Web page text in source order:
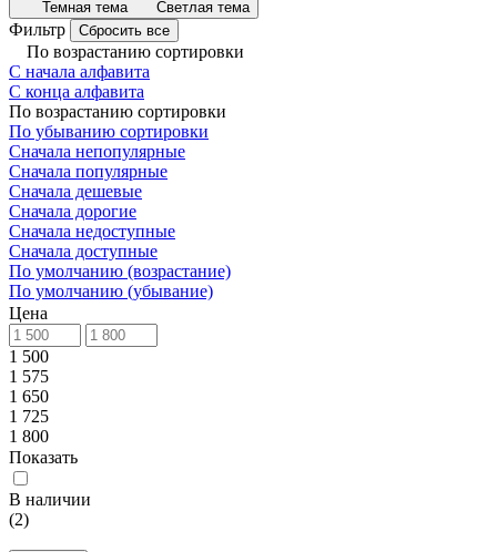
Темная тема Светлая тема
Фильтр Сбросить все
По возрастанию сортировки
С начала алфавита
С конца алфавита
По возрастанию сортировки
По убыванию сортировки
Сначала непопулярные
Сначала популярные
Сначала дешевые
Сначала дорогие
Сначала недоступные
Сначала доступные
По умолчанию (возрастание)
По умолчанию (убывание)
Цена
1 500
1 575
1 650
1 725
1 800
Показать
В наличии
(2)